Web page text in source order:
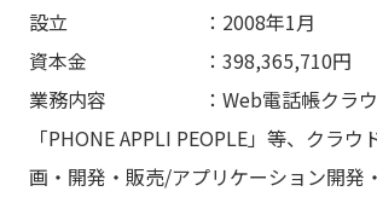
設立 ：2008年1月
資本金 ：398,365,710円
業務内容 ：Web電話帳クラウ
「PHONE APPLI PEOPLE」等、クラ
画・開発・販売/アプリケーション開発